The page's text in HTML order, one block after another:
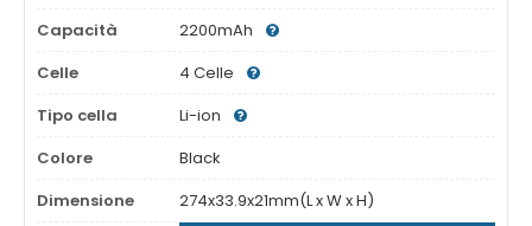
Capacità
2200mAh
Celle
4 Celle
Tipo cella
Li-ion
Colore
Black
Dimensione
274x33.9x21mm(L x W x H)